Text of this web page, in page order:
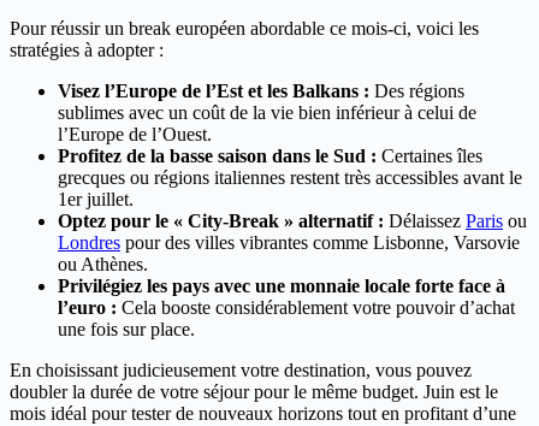
Pour réussir un break européen abordable ce mois-ci, voici les
stratégies à adopter :
Visez l’Europe de l’Est et les Balkans : Des régions
sublimes avec un coût de la vie bien inférieur à celui de
l’Europe de l’Ouest.
Profitez de la basse saison dans le Sud : Certaines îles
grecques ou régions italiennes restent très accessibles avant le
1er juillet.
Optez pour le « City-Break » alternatif : Délaissez Paris ou
Londres pour des villes vibrantes comme Lisbonne, Varsovie
ou Athènes.
Privilégiez les pays avec une monnaie locale forte face à
l’euro : Cela booste considérablement votre pouvoir d’achat
une fois sur place.
En choisissant judicieusement votre destination, vous pouvez
doubler la durée de votre séjour pour le même budget. Juin est le
mois idéal pour tester de nouveaux horizons tout en profitant d’une